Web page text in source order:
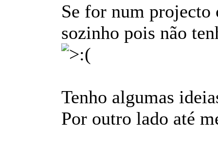
Se for num
sozinho pois não
Tenho algumas
Por outro lado até